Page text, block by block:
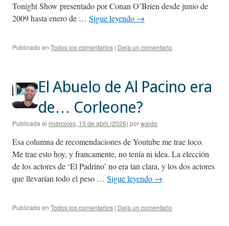
Tonight Show presentado por Conan O’Brien desde junio de
2009 hasta enero de … Sigue leyendo →
Publicado en Todos los comentarios | Deja un comentario
El Abuelo de Al Pacino era
de… Corleone?
Publicada el miércoles, 15 de abril (2026) porwaldo
Esa columna de recomendaciones de Youtube me trae loco.
Me trae esto hoy, y francamente, no tenía ni idea. La elección
de los actores de ‘El Padrino’ no era tan clara, y los dos actores
que llevarían todo el peso … Sigue leyendo →
Publicado en Todos los comentarios | Deja un comentario